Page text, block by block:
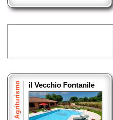
Agriturismo il Vecchio Fontanile